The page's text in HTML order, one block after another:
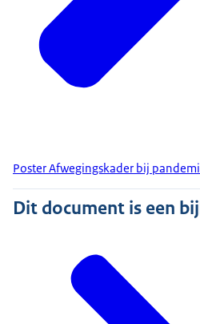
Poster Afwegingskader bij
Dit document is een